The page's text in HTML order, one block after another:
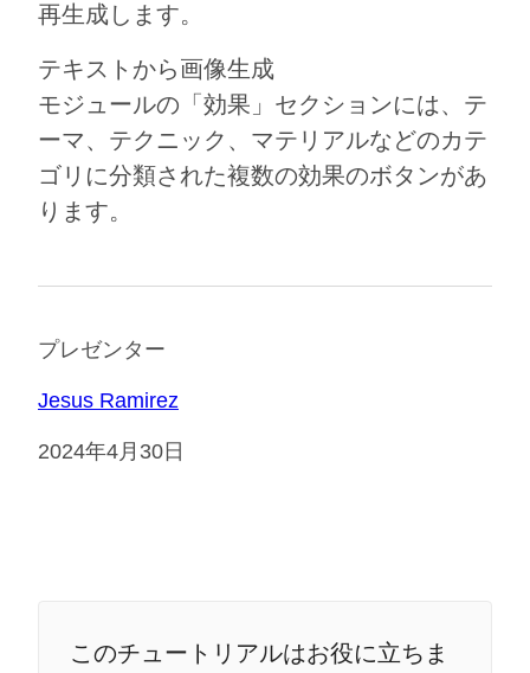
再生成します。
テキストから画像生成
モジュールの「効果」セクションには、テ
ーマ、テクニック、マテリアルなどのカテ
ゴリに分類された複数の効果のボタンがあ
ります。
プレゼンター
Jesus Ramirez
2024年4月30日
このチュートリアルはお役に立ちま